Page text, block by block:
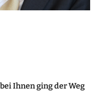
Ihnenging der Weg